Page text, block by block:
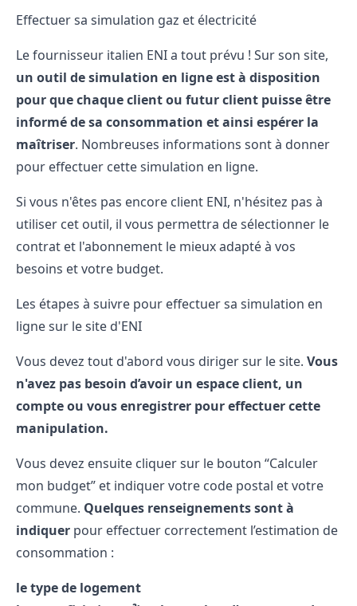
Effectuer sa simulation gaz et électricité
Le fournisseur italien ENI a tout prévu ! Sur son site,
un outil de simulation en ligne est à disposition
pour que chaque client ou futur client puisse être
informé de sa consommation et ainsi espérer la
maîtriser. Nombreuses informations sont à donner
pour effectuer cette simulation en ligne.
Si vous n'êtes pas encore client ENI, n'hésitez pas à
utiliser cet outil, il vous permettra de sélectionner le
contrat et l'abonnement le mieux adapté à vos
besoins et votre budget.
Les étapes à suivre pour effectuer sa simulation en
ligne sur le site d'ENI
Vous devez tout d'abord vous diriger sur le site. Vous
n'avez pas besoin d’avoir un espace client, un
compte ou vous enregistrer pour effectuer cette
manipulation.
Vous devez ensuite cliquer sur le bouton “Calculer
mon budget” et indiquer votre code postal et votre
commune. Quelques renseignements sont à
indiquer pour effectuer correctement l’estimation de
consommation :
le type de logement